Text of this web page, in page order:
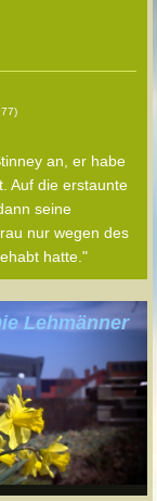
an, er habe
Auf die erstaunte
seine
nur wegen des
hatte."
Lehmänner